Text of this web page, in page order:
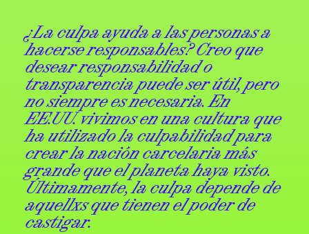
¿La culpa ayuda a las personas a
hacerse responsables? Creo que
desear responsabilidad o
transparencia puede ser útil, pero
no siempre es necesaria. En
EE.UU. vivimos en una cultura que
ha utilizado la culpabilidad para
crear la nación carcelaria más
grande que el planeta haya visto.
Últimamente, la culpa depende de
aquellxs que tienen el poder de
castigar.